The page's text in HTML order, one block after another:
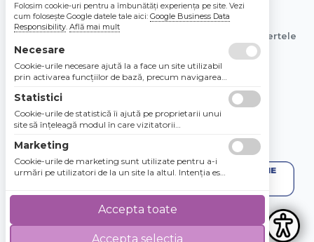
© 2026 Bebe Nou Online Store SRL
Toate preturile sunt exprimate in lei si includ tva. Ofertele
sunt valabile in limita stocului disponibil.
Folosim cookie-uri pentru a îmbunătăți experiența pe site. Vezi
cum folosește Google datele tale aici: Google Business Data
Responsibility. Află mai mult
Necesare
Cookie-urile necesare ajută la a face un site utilizabil
prin activarea funcţiilor de bază, precum navigarea
Site-ul nu poate funcţiona corespunzător fără aceste
cookie-uri.
Statistici
Cookie-urile de statistică îi ajută pe proprietarii unui
site să înţeleagă modul în care vizitatorii
raportarea informaţiilor în mod anonim.
Marketing
Cookie-urile de marketing sunt utilizate pentru a-i
urmări pe utilizatori de la un site la altul. Intenţia este
utilizatorii individuali, aşadar ele sunt mai valoroase
pentru agenţiile de puiblicitate şi părţile terţe care se
Accepta selectia
Accepta toate